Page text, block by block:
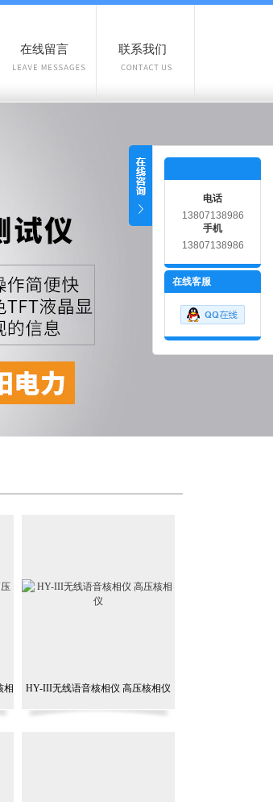
在线留言 联系我们
相 HY-III无线语音核相仪 高压核相仪
电话
13807138986
手机
13807138986
在线客服